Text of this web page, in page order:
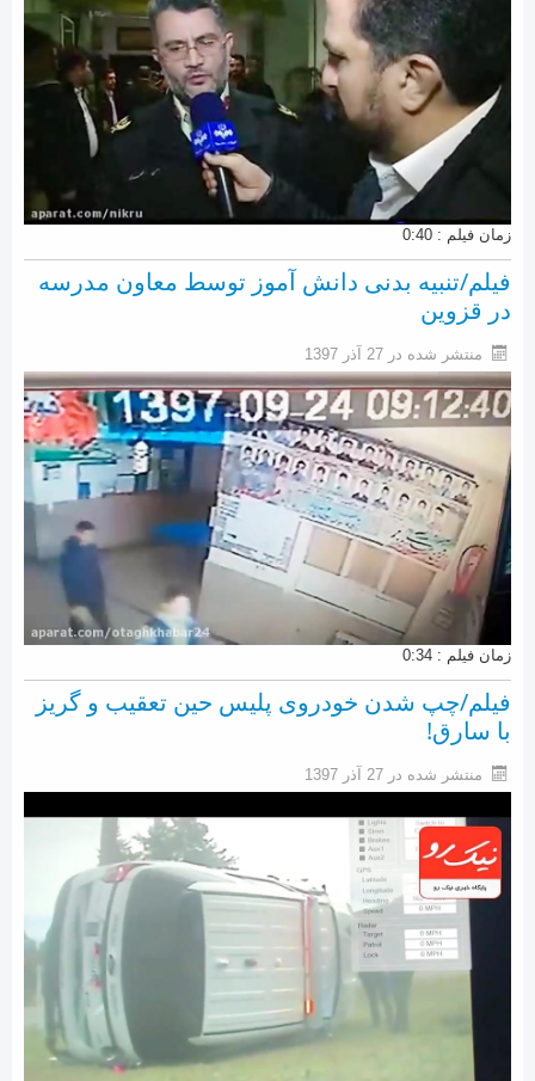
زمان فیلم : 0:40
فیلم/تنبیه بدنی دانش آموز توسط معاون مدرسه
در قزوین
منتشر شده در 27 آذر 1397
زمان فیلم : 0:34
فیلم/چپ شدن خودروی پلیس حین تعقیب و گریز
با سارق!
منتشر شده در 27 آذر 1397